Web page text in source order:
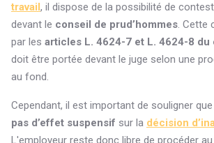
travail, il dispose de la possibilité de
devant le conseil de prud’hommes. Cette
par les articles L. 4624-7 et L. 4624-8 du
doit être portée devant le juge selon une
au fond.
Cependant, il est important de souligner
pas d’effet suspensif sur la décision
L'employeur reste donc libre de procéder